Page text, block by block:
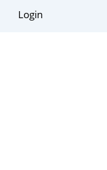
Login